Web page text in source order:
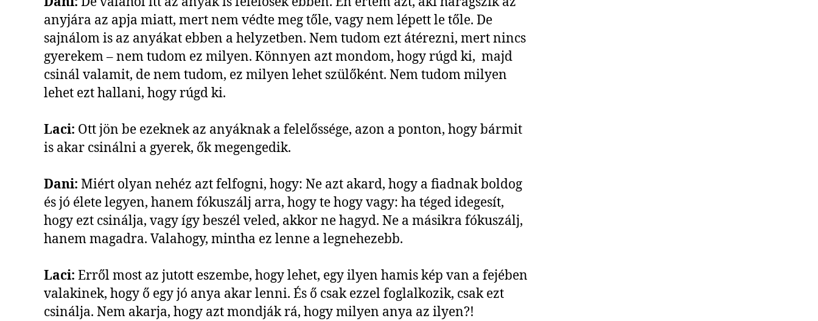
anyjára az apja miatt, mert nem védte meg tőle, vagy nem lépett le tőle. De
sajnálom is az anyákat ebben a helyzetben. Nem tudom ezt átérezni, mert nincs
gyerekem – nem tudom ez milyen. Könnyen azt mondom, hogy rúgd ki, majd
csinál valamit, de nem tudom, ez milyen lehet szülőként. Nem tudom milyen
lehet ezt hallani, hogy rúgd ki.
Laci: Ott jön be ezeknek az anyáknak a felelőssége, azon a ponton, hogy bármit
is akar csinálni a gyerek, ők megengedik.
Dani: Miért olyan nehéz azt felfogni, hogy: Ne azt akard, hogy a fiadnak boldog
és jó élete legyen, hanem fókuszálj arra, hogy te hogy vagy: ha téged idegesít,
hogy ezt csinálja, vagy így beszél veled, akkor ne hagyd. Ne a másikra fókuszálj,
hanem magadra. Valahogy, mintha ez lenne a legnehezebb.
Laci: Erről most az jutott eszembe, hogy lehet, egy ilyen hamis kép van a fejében
valakinek, hogy ő egy jó anya akar lenni. És ő csak ezzel foglalkozik, csak ezt
csinálja. Nem akarja, hogy azt mondják rá, hogy milyen anya az ilyen?!